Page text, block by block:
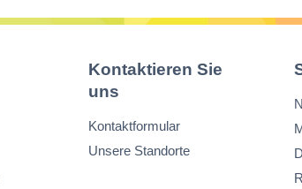
Kontaktieren Sie
uns
Kontaktformular
Unsere Standorte